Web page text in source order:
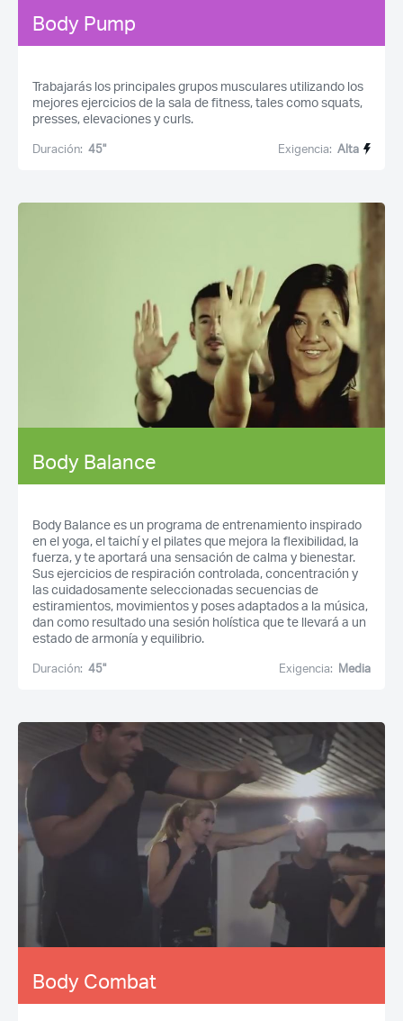
Body Pump
Trabajarás los principales grupos musculares utilizando los
mejores ejercicios de la sala de fitness, tales como squats,
presses, elevaciones y curls.
Duración: 45'' Exigencia: Alta
Body Balance
Body Balance es un programa de entrenamiento inspirado
en el yoga, el taichí y el pilates que mejora la flexibilidad, la
fuerza, y te aportará una sensación de calma y bienestar.
Sus ejercicios de respiración controlada, concentración y
las cuidadosamente seleccionadas secuencias de
estiramientos, movimientos y poses adaptados a la música,
dan como resultado una sesión holística que te llevará a un
estado de armonía y equilibrio.
Duración: 45'' Exigencia: Media
Body Combat